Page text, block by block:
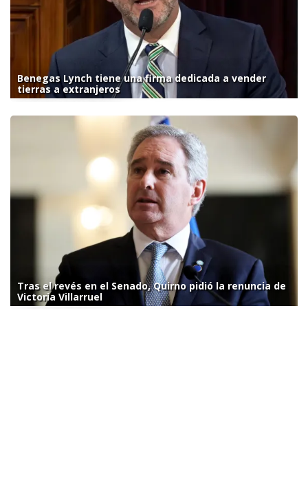
Benegas Lynch tiene una firma dedicada a vender
tierras a extranjeros
Tras el revés en el Senado, Quirno pidió la renuncia de
Victoria Villarruel